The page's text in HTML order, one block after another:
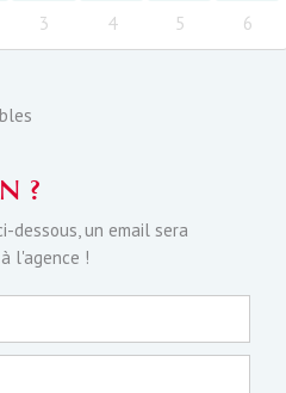
3 4 5 6
?
dessous, un email sera
l'agence !